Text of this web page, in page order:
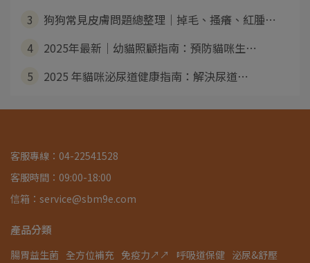
3
狗狗常見皮膚問題總整理｜掉毛、搔癢、紅腫⋯
4
2025年最新｜幼貓照顧指南：預防貓咪生⋯
5
2025 年貓咪泌尿道健康指南：解決尿道⋯
客服專線：04-22541528
客服時間：09:00-18:00
信箱：service@sbm9e.com
產品分類
腸胃益生菌 全方位補充 免疫力↗↗ 呼吸道保健 泌尿&舒壓